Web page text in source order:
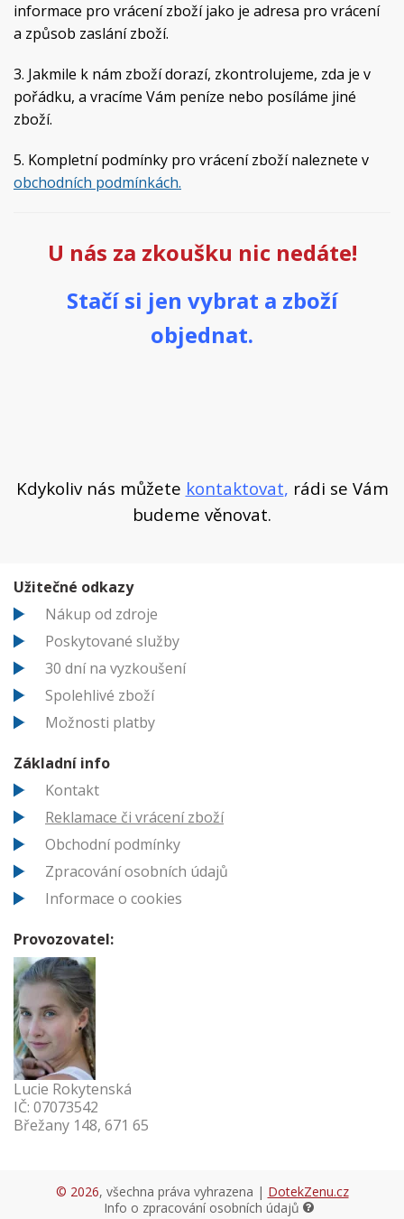
informace pro vrácení zboží jako je adresa pro vrácení
a způsob zaslání zboží.
3. Jakmile k nám zboží dorazí, zkontrolujeme, zda je v
pořádku, a vracíme Vám peníze nebo posíláme jiné
zboží.
5. Kompletní podmínky pro vrácení zboží naleznete v
obchodních podmínkách.
U nás za zkoušku nic nedáte!
Stačí si jen vybrat a zboží
objednat.
Kdykoliv nás můžete kontaktovat, rádi se Vám
budeme věnovat.
Užitečné odkazy
Nákup od zdroje
Poskytované služby
30 dní na vyzkoušení
Spolehlivé zboží
Možnosti platby
Základní info
Kontakt
Reklamace či vrácení zboží
Obchodní podmínky
Zpracování osobních údajů
Informace o cookies
Provozovatel:
Lucie Rokytenská
IČ: 07073542
Břežany 148, 671 65
© 2026, všechna práva vyhrazena | DotekZenu.cz
Info o zpracování osobních údajů